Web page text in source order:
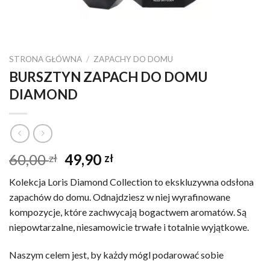
STRONA GŁÓWNA / ZAPACHY DO DOMU
BURSZTYN ZAPACH DO DOMU
DIAMOND
60,00zł Pierwotna
cena
wynosiła:
60,00 zł.
49,90 złAktualna
wynosi:
49,90 zł.
Kolekcja Loris Diamond Collection to ekskluzywna odsłona
zapachów do domu. Odnajdziesz w niej wyrafinowane
kompozycje, które zachwycają bogactwem aromatów. Są
niepowtarzalne, niesamowicie trwałe i totalnie wyjątkowe.
Naszym celem jest, by każdy mógl podarować sobie